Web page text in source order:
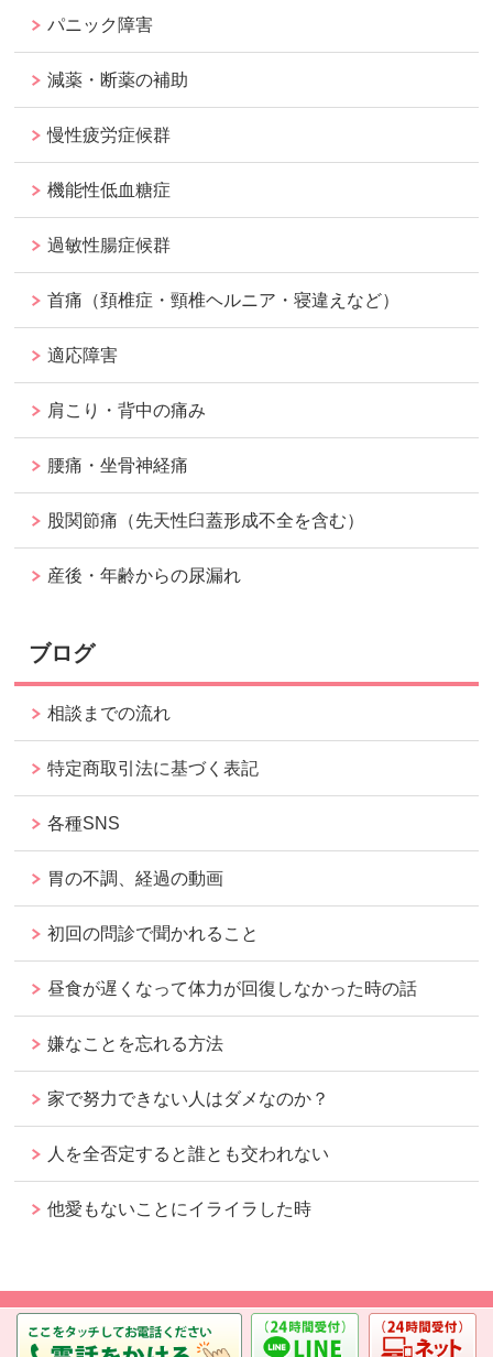
パニック障害
減薬・断薬の補助
慢性疲労症候群
機能性低血糖症
過敏性腸症候群
首痛（頚椎症・頸椎ヘルニア・寝違えなど）
適応障害
肩こり・背中の痛み
腰痛・坐骨神経痛
股関節痛（先天性臼蓋形成不全を含む）
産後・年齢からの尿漏れ
ブログ
相談までの流れ
特定商取引法に基づく表記
各種SNS
胃の不調、経過の動画
初回の問診で聞かれること
昼食が遅くなって体力が回復しなかった時の話
嫌なことを忘れる方法
家で努力できない人はダメなのか？
人を全否定すると誰とも交われない
他愛もないことにイライラした時